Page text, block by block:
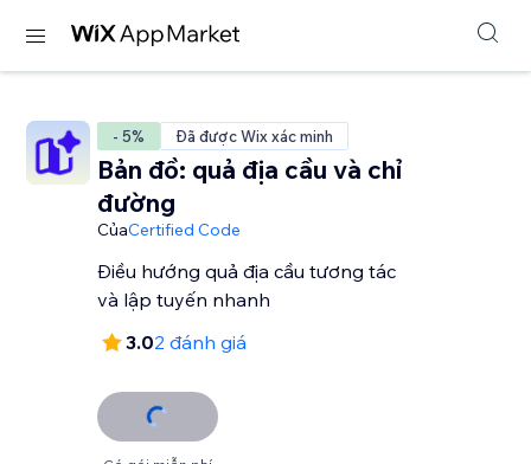
- 5% Đã được Wix xác minh
Bản đồ: quả địa cầu và chỉ
đường
CủaCertified Code
Điều hướng quả địa cầu tương tác
và lập tuyến nhanh
3.02 đánh giá